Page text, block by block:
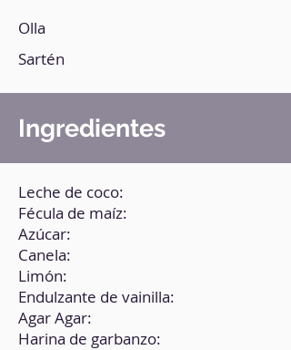
Olla
Sartén
Ingredientes
Leche de coco:
Fécula de maíz:
Azúcar:
Canela:
Limón:
Endulzante de vainilla:
Agar Agar:
Harina de garbanzo: